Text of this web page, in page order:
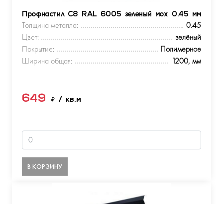
Профнастил С8 RAL 6005 зеленый мох 0.45 мм
Толщина металла:
0.45
Цвет:
зелёный
Покрытие:
Полимерное
Ширина общая:
1200, мм
649 ₽ / кв.м
В КОРЗИНУ